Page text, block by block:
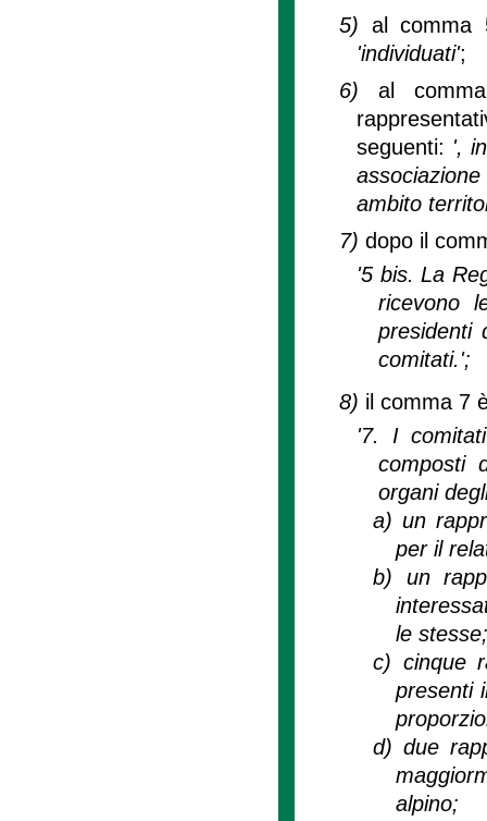
5) al comma
'individuati';
6)al
seguenti: ',
ambito
7)dopo il
'5 bis. La
ricevono
presidenti
comitati.';
8) il comma 7
'7. I
composti
organi
a)un
per il
b) un
le stesse;
c) cinque
presenti
d)due
alpino;